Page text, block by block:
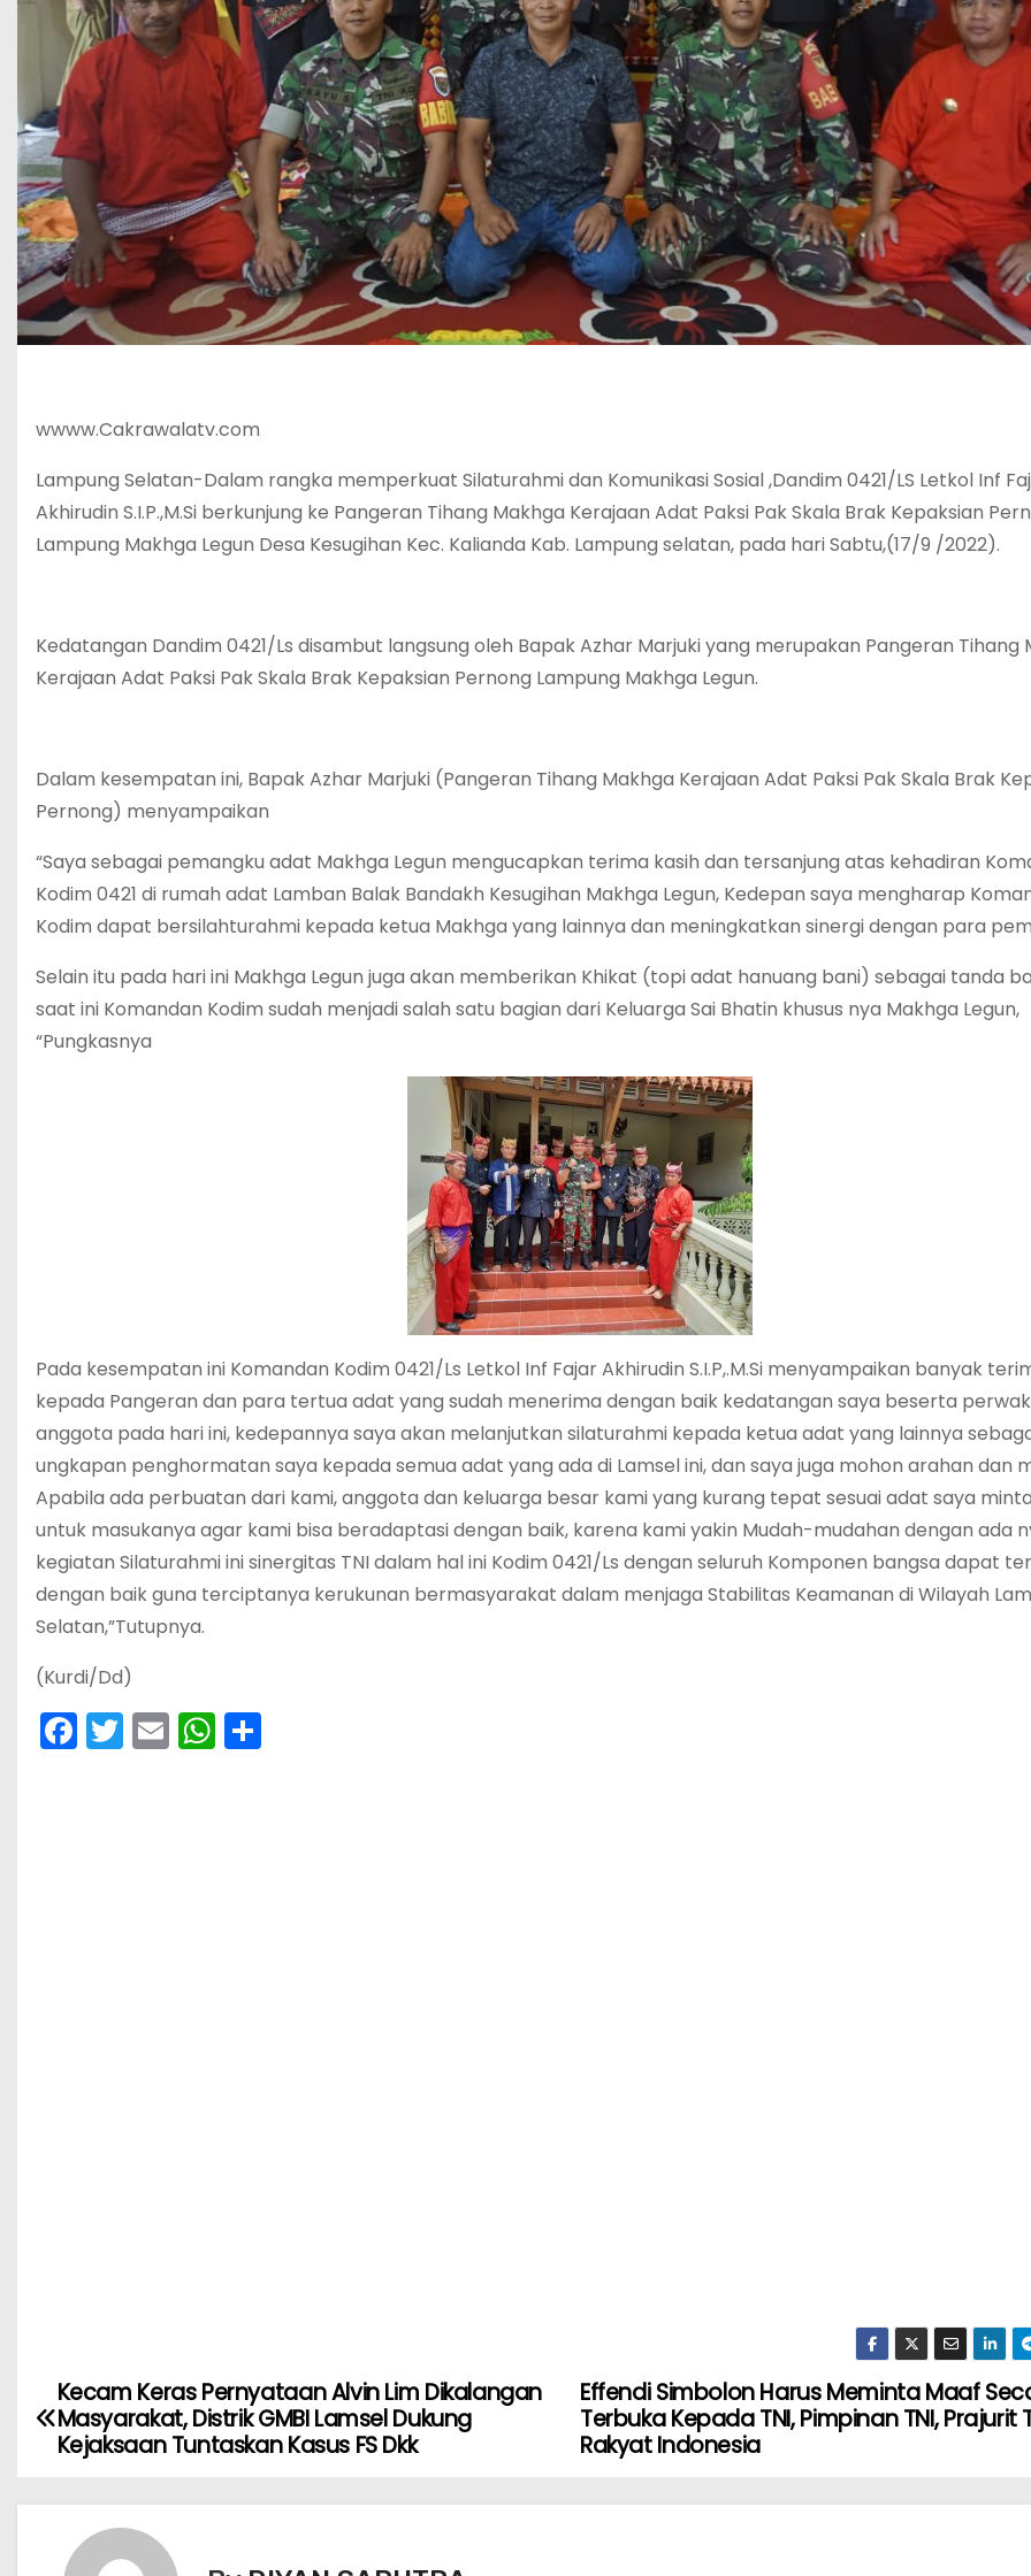
wwww.Cakrawalatv.com
Lampung Selatan-Dalam rangka memperkuat Silaturahmi dan Komunikasi Sosial ,Dandim 0421/LS Letkol Inf
Akhirudin S.I.P.,M.Si berkunjung ke Pangeran Tihang Makhga Kerajaan Adat Paksi Pak Skala Brak Kepaksian
Lampung Makhga Legun Desa Kesugihan Kec. Kalianda Kab. Lampung selatan, pada hari Sabtu,(17/9 /2022).
Kedatangan Dandim 0421/Ls disambut langsung oleh Bapak Azhar Marjuki yang merupakan Pangeran Tihang
Kerajaan Adat Paksi Pak Skala Brak Kepaksian Pernong Lampung Makhga Legun.
Dalam kesempatan ini, Bapak Azhar Marjuki (Pangeran Tihang Makhga Kerajaan Adat Paksi Pak Skala Brak
Pernong) menyampaikan
“Saya sebagai pemangku adat Makhga Legun mengucapkan terima kasih dan tersanjung atas kehadiran
Kodim 0421 di rumah adat Lamban Balak Bandakh Kesugihan Makhga Legun, Kedepan saya mengharap
Kodim dapat bersilahturahmi kepada ketua Makhga yang lainnya dan meningkatkan sinergi dengan para
Selain itu pada hari ini Makhga Legun juga akan memberikan Khikat (topi adat hanuang bani) sebagai tanda
saat ini Komandan Kodim sudah menjadi salah satu bagian dari Keluarga Sai Bhatin khusus nya Makhga Legun,
“Pungkasnya
Pada kesempatan ini Komandan Kodim 0421/Ls Letkol Inf Fajar Akhirudin S.I.P,.M.Si menyampaikan banyak
kepada Pangeran dan para tertua adat yang sudah menerima dengan baik kedatangan saya beserta
anggota pada hari ini, kedepannya saya akan melanjutkan silaturahmi kepada ketua adat yang lainnya
ungkapan penghormatan saya kepada semua adat yang ada di Lamsel ini, dan saya juga mohon arahan dan
Apabila ada perbuatan dari kami, anggota dan keluarga besar kami yang kurang tepat sesuai adat saya
untuk masukanya agar kami bisa beradaptasi dengan baik, karena kami yakin Mudah-mudahan dengan ada
kegiatan Silaturahmi ini sinergitas TNI dalam hal ini Kodim 0421/Ls dengan seluruh Komponen bangsa dapat
dengan baik guna terciptanya kerukunan bermasyarakat dalam menjaga Stabilitas Keamanan di Wilayah
Selatan,”Tutupnya.
(Kurdi/Dd)
F
a
T
w
E
m
W
h
Effendi Simbolon Harus Meminta Maaf
Terbuka Kepada TNI, Pimpinan TNI, Prajurit
Rakyat Indonesia
Kecam Keras Pernyataan Alvin Lim Dikalangan
Masyarakat, Distrik GMBI Lamsel Dukung
Kejaksaan Tuntaskan Kasus FS Dkk